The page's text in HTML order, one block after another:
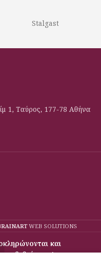
και
επιβεβαίωσης!
Stalgast
1, Ταύρος, 177-78 Αθήνα
WEB SOLUTIONS